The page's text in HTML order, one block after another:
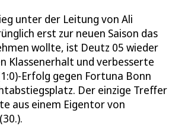
unter der Leitung von Ali
erst zur neuen Saison das
wollte, ist Deutz 05 wieder
Klassenerhalt und verbesserte
Erfolg gegen Fortuna Bonn
Der einzige Treffer
aus einem Eigentor von